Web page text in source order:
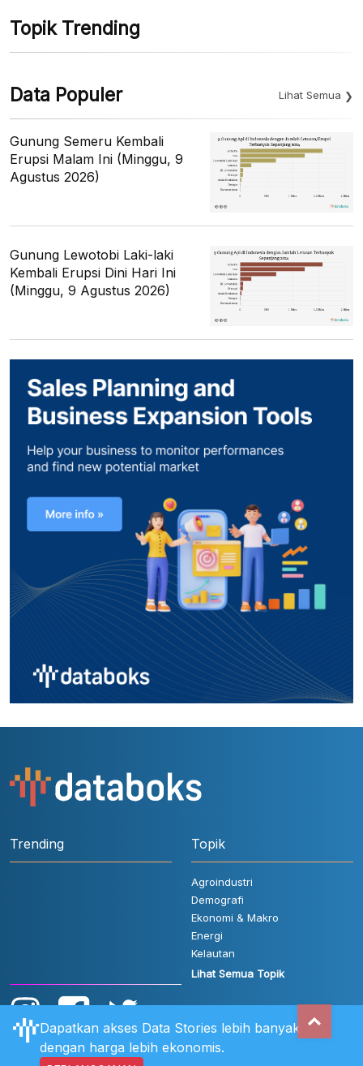
Topik Trending
Data Populer Lihat Semua
Gunung Semeru Kembali
Erupsi Malam Ini (Minggu, 9
Agustus 2026)
Gunung Lewotobi Laki-laki
Kembali Erupsi Dini Hari Ini
(Minggu, 9 Agustus 2026)
Trending Topik
Agroindustri
Demografi
Ekonomi & Makro
Energi
Kelautan
Lihat Semua Topik
Dapatkan akses Data Stories lebih banyak
dengan harga lebih ekonomis.